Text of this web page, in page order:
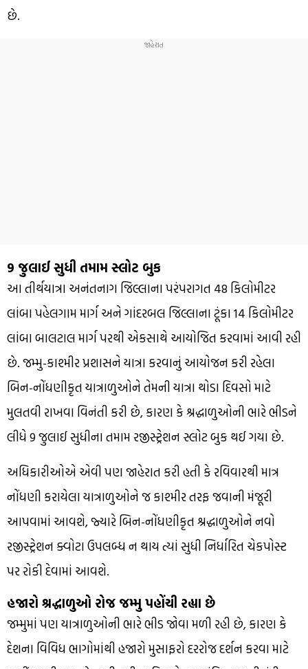
છે.
9 જુલાઈ સુધી તમામ સ્લોટ બુક
આ તીર્થયાત્રા અનંતનાગ જિલ્લાના પરંપરાગત 48 કિલોમીટર
લાંબા પહેલગામ માર્ગ અને ગાંદરબલ જિલ્લાના ટૂંકા 14 કિલોમીટર
લાંબા બાલટાલ માર્ગ પરથી એકસાથે આયોજિત કરવામાં આવી રહી
છે. જમ્મુ-કાશ્મીર પ્રશાસને યાત્રા કરવાનું આયોજન કરી રહેલા
બિન-નોંધણીકૃત યાત્રાળુઓને તેમની યાત્રા થોડા દિવસો માટે
મુલતવી રાખવા વિનંતી કરી છે, કારણ કે શ્રદ્ધાળુઓની ભારે ભીડને
લીધે 9 જુલાઈ સુધીના તમામ રજીસ્ટ્રેશન સ્લોટ બુક થઈ ગયા છે.
અધિકારીઓએ એવી પણ જાહેરાત કરી હતી કે રવિવારથી માત્ર
નોંધણી કરાયેલા યાત્રાળુઓને જ કાશ્મીર તરફ જવાની મંજૂરી
આપવામાં આવશે, જ્યારે બિન-નોંધણીકૃત શ્રદ્ધાળુઓને નવો
રજીસ્ટ્રેશન ક્વોટા ઉપલબ્ધ ન થાય ત્યાં સુધી નિર્ધારિત ચેકપોસ્ટ
પર રોકી દેવામાં આવશે.
હજારો શ્રદ્ધાળુઓ રોજ જમ્મુ પહોંચી રહ્યા છે
જમ્મુમાં પણ યાત્રાળુઓની ભારે ભીડ જોવા મળી રહી છે, કારણ કે
દેશના વિવિધ ભાગોમાંથી હજારો મુસાફરો દરરોજ દર્શન કરવા માટે